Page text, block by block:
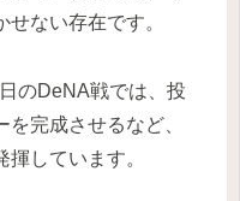
ない存在です。
のDeNA戦では、投
完成させるなど、
しています。